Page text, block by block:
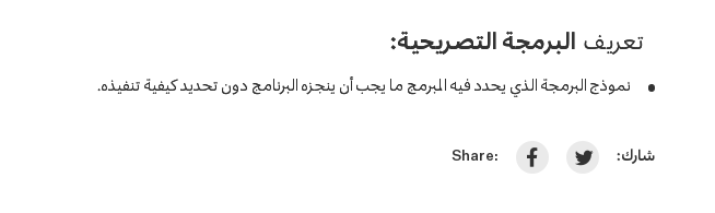
تعريف البرمجة التصريحية:
نموذج البرمجة الذي يحدد فيه المبرمج ما يجب أن ينجزه البرنامج دون تحديد كيفية تنفيذه.
Share: شارك: